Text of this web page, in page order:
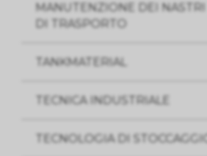
MANUTENZIONE DEI NASTRI
DI TRASPORTO
TANKMATERIAL
TECNICA INDUSTRIALE
TECNOLOGIA DI STOCCAGGIO